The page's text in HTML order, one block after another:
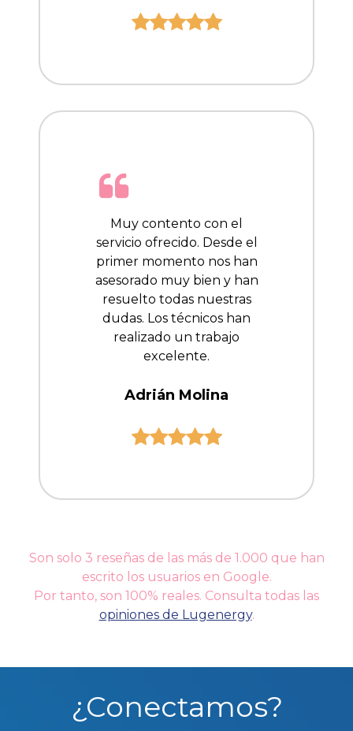
Muy contento con el
servicio ofrecido. Desde el
primer momento nos han
asesorado muy bien y han
resuelto todas nuestras
dudas. Los técnicos han
realizado un trabajo
excelente.
Adrián Molina
Son solo 3 reseñas de las más de 1.000 que han
escrito los usuarios en Google.
Por tanto, son 100% reales. Consulta todas las
opiniones de Lugenergy.
¿Conectamos?